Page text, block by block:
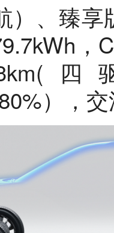
）、臻
，
），